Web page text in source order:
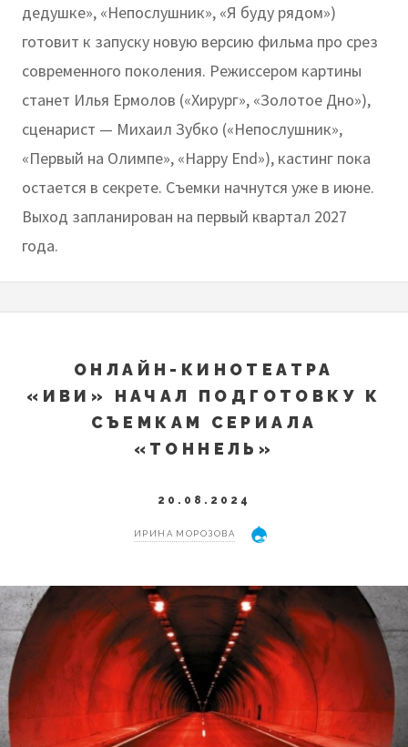
дедушке», «Непослушник», «Я буду рядом»)
готовит к запуску новую версию фильма про срез
современного поколения. Режиссером картины
станет Илья Ермолов («Хирург», «Золотое Дно»),
сценарист — Михаил Зубко («Непослушник»,
«Первый на Олимпе», «Happy End»), кастинг пока
остается в секрете. Съемки начнутся уже в июне.
Выход запланирован на первый квартал 2027
года.
ОНЛАЙН-КИНОТЕАТРА
«ИВИ» НАЧАЛ ПОДГОТОВКУ К
СЪЕМКАМ СЕРИАЛА
«ТОННЕЛЬ»
20.08.2024
ИРИНА МОРОЗОВА